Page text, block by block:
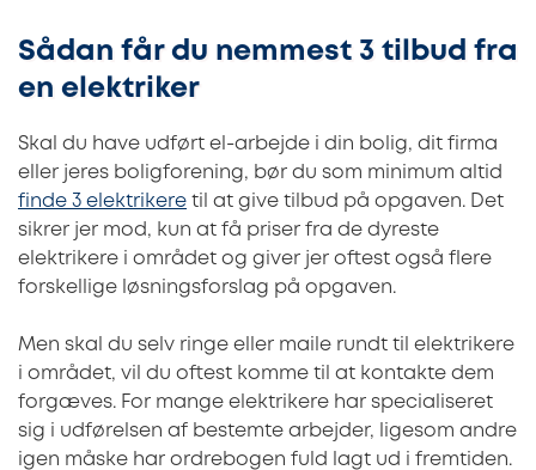
Sådan får du nemmest 3 tilbud fra
en elektriker
Skal du have udført el-arbejde i din bolig, dit firma
eller jeres boligforening, bør du som minimum altid
finde 3 elektrikere til at give tilbud på opgaven. Det
sikrer jer mod, kun at få priser fra de dyreste
elektrikere i området og giver jer oftest også flere
forskellige løsningsforslag på opgaven.
Men skal du selv ringe eller maile rundt til elektrikere
i området, vil du oftest komme til at kontakte dem
forgæves. For mange elektrikere har specialiseret
sig i udførelsen af bestemte arbejder, ligesom andre
igen måske har ordrebogen fuld lagt ud i fremtiden.